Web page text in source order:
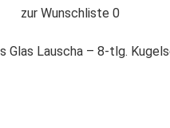
zur Wunschliste 0
Glas Lauscha – 8-tlg.